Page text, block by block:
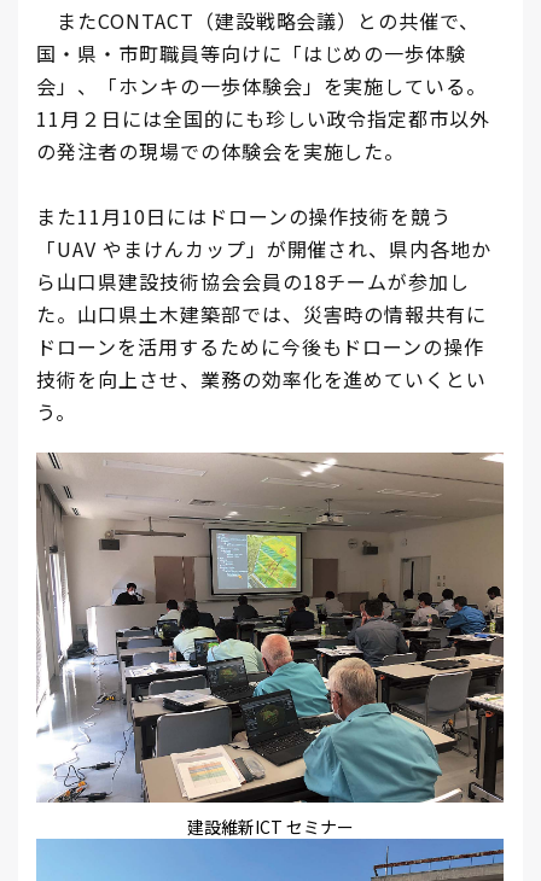
またCONTACT（建設戦略会議）との共催で、
国・県・市町職員等向けに「はじめの一歩体験
会」、「ホンキの一歩体験会」を実施している。
11月２日には全国的にも珍しい政令指定都市以外
の発注者の現場での体験会を実施した。
また11月10日にはドローンの操作技術を競う
「UAV やまけんカップ」が開催され、県内各地か
ら山口県建設技術協会会員の18チームが参加し
た。山口県土木建築部では、災害時の情報共有に
ドローンを活用するために今後もドローンの操作
技術を向上させ、業務の効率化を進めていくとい
う。
建設維新ICT セミナー